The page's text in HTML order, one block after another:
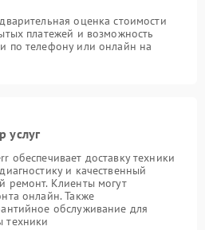
оценка стоимости
платежей и возможность
по телефону или онлайн на
услуг
обеспечивает доставку техники
и качественный
ремонт. Клиенты могут
онлайн. Также
обслуживание для
техники